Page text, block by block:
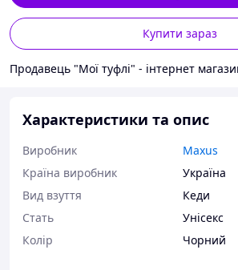
Купити зараз
Характеристики та опис
Виробник
Maxus
Країна виробник
Україна
Вид взуття
Кеди
Стать
Унісекс
Колір
Чорний